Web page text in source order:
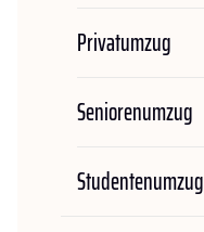
Privatumzug
Seniorenumzug
Studentenumzug